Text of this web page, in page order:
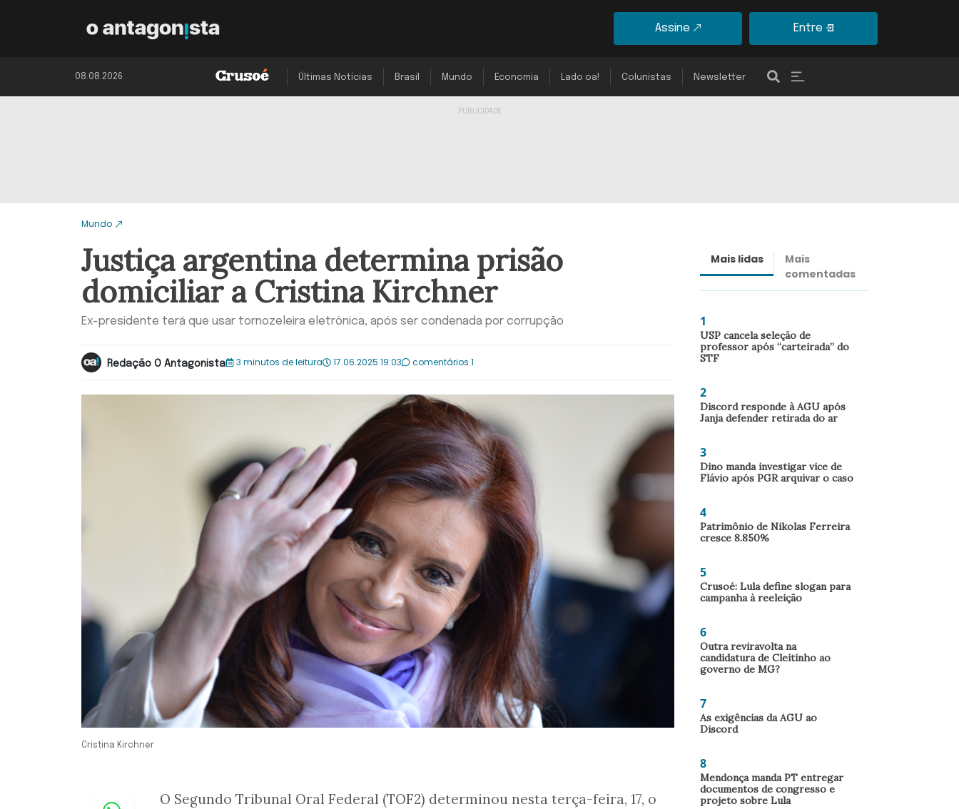
Assine Entre
08.08.2026 Últimas Notícias Brasil Mundo Economia Lado oa! Colunistas Newsletter
Mundo
Justiça argentina determina prisão
domiciliar a Cristina Kirchner
Ex-presidente terá que usar tornozeleira eletrônica, após ser condenada por corrupção
Redação O Antagonista 3 minutos de leitura 17.06.2025 19:03 comentários 1
Cristina Kirchner
Whastapp
O Segundo Tribunal Oral Federal (TOF2) determinou nesta terça-feira, 17, o
Mais lidas
Mais
comentadas
1
USP cancela seleção de
professor após “carteirada” do
STF
2
Discord responde à AGU após
Janja defender retirada do ar
3
Dino manda investigar vice de
Flávio após PGR arquivar o caso
4
Patrimônio de Nikolas Ferreira
cresce 8.850%
5
Crusoé: Lula define slogan para
campanha à reeleição
6
Outra reviravolta na
candidatura de Cleitinho ao
governo de MG?
7
As exigências da AGU ao
Discord
8
Mendonça manda PT entregar
documentos de congresso e
projeto sobre Lula